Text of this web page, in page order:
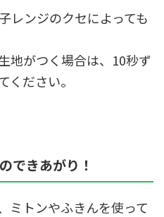
レンジのクセによっても
地がつく場合は、10秒ず
ください。
できあがり！
ミトンやふきんを使って